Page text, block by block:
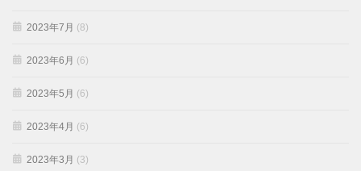
2023年7月 (8)
2023年6月 (6)
2023年5月 (6)
2023年4月 (6)
2023年3月 (3)